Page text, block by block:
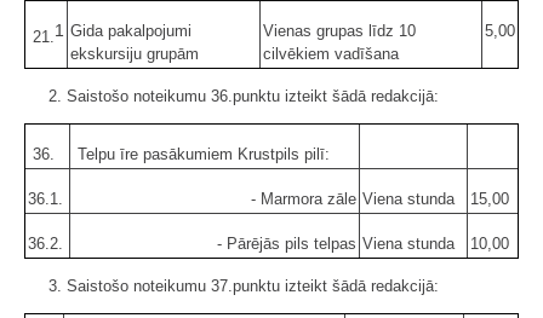
21.1 Gida pakalpojumi
ekskursiju grupām
Vienas grupas līdz 10
cilvēkiem vadīšana
5,00
2. Saistošo noteikumu 36.punktu izteikt šādā redakcijā:
36. Telpu īre pasākumiem Krustpils pilī:
36.1. - Marmora zāle Viena stunda 15,00
36.2. - Pārējās pils telpas Viena stunda 10,00
3. Saistošo noteikumu 37.punktu izteikt šādā redakcijā: